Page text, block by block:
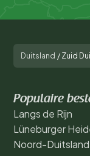
Duitsland / Zuid
Populaire
Langs de Rijn
Lüneburger
Noord-Duitsland